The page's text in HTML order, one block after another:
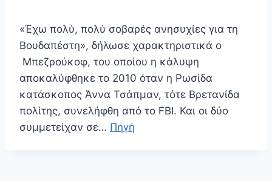
«Έχω πολύ, πολύ σοβαρές ανησυχίες για τη
Βουδαπέστη», δήλωσε χαρακτηριστικά ο
Μπεζρούκοφ, του οποίου η κάλυψη
αποκαλύφθηκε το 2010 όταν η Ρωσίδα
κατάσκοπος Άννα Τσάπμαν, τότε Βρετανίδα
πολίτης, συνελήφθη από το FBI. Και οι δύο
συμμετείχαν σε… Πηγή